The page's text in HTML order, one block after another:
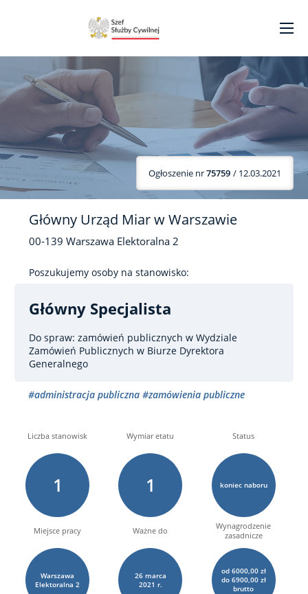
Ogłoszenie nr75759 / 12.03.2021
Główny Urząd Miar w Warszawie
00-139 Warszawa Elektoralna 2
Poszukujemy osoby na stanowisko:
Główny Specjalista
Do spraw: zamówień publicznych w Wydziale
Zamówień Publicznych w Biurze Dyrektora
Generalnego
#administracja publiczna #zamówienia publiczne
Liczba stanowisk
1
Wymiar etatu
1
Status
koniec naboru
Miejsce pracy
Warszawa
Elektoralna2
Ważne do
26 marca
2021 r.
Wynagrodzenie
zasadnicze
od 6000,00 zł
do 6900,00 zł
brutto